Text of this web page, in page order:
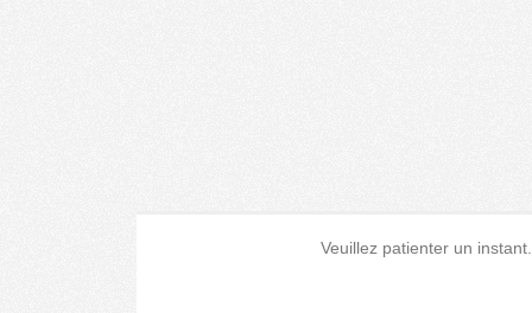
Veuillez patienter un